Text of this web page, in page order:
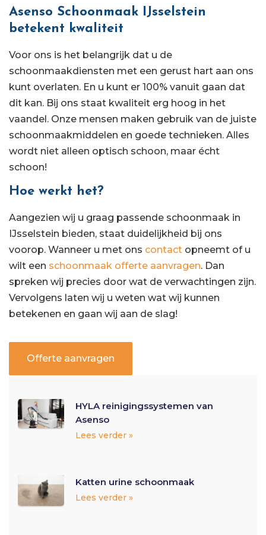
Asenso Schoonmaak IJsselstein
betekent kwaliteit
Voor ons is het belangrijk dat u de
schoonmaakdiensten met een gerust hart aan ons
kunt overlaten. En u kunt er 100% vanuit gaan dat
dit kan. Bij ons staat kwaliteit erg hoog in het
vaandel. Onze mensen maken gebruik van de juiste
schoonmaakmiddelen en goede technieken. Alles
wordt niet alleen optisch schoon, maar écht
schoon!
Hoe werkt het?
Aangezien wij u graag passende schoonmaak in
IJsselstein bieden, staat duidelijkheid bij ons
voorop. Wanneer u met ons contact opneemt of u
wilt een schoonmaak offerte aanvragen. Dan
spreken wij precies door wat de verwachtingen zijn.
Vervolgens laten wij u weten wat wij kunnen
betekenen en gaan wij aan de slag!
Offerte aanvragen
HYLA reinigingssystemen van
Asenso
Lees verder »
Katten urine schoonmaak
Lees verder »